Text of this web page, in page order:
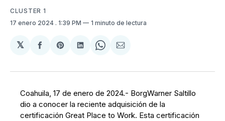
CLUSTER 1
17 enero 2024 . 1:39 PM 1 minuto de lectura
𝕏
Compartir
Facebook
Share
Pinterest
Compartir
LinkedIn
Share
WhatsApp
Compartir
Email
Coahuila, 17 de enero de 2024.- BorgWarner Saltillo
dio a conocer la reciente adquisición de la
certificación Great Place to Work. Esta certificación